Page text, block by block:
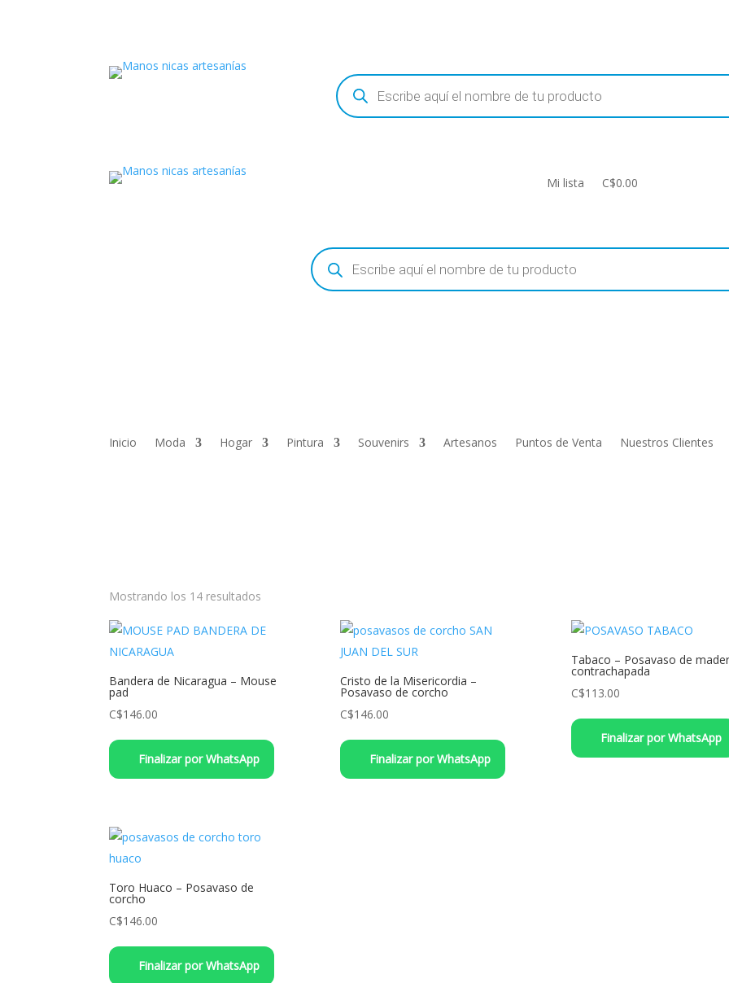
Búsqueda
de
productos
Mi lista C$0.00
Búsqueda
de
productos
Inicio Moda Hogar Pintura Souvenirs Artesanos Puntos de Venta Nuestros Clientes
Mostrando los 14 resultados
Bandera de Nicaragua – Mouse
pad
C$146.00
Finalizar por WhatsApp
Cristo de la Misericordia –
Posavaso de corcho
C$146.00
Finalizar por WhatsApp
Tabaco – Posavaso de
contrachapada
C$113.00
Finalizar por WhatsApp
Toro Huaco – Posavaso de
corcho
C$146.00
Finalizar por WhatsApp